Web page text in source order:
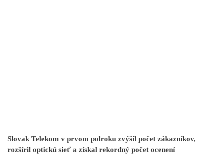
Slovak Telekom v prvom polroku zvýšil počet zákazníkov,
rozšíril optickú sieť a získal rekordný počet ocenení